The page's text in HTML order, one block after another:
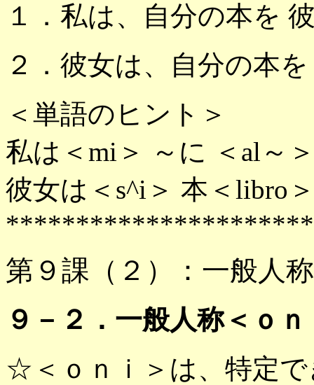
１．私は、自分の本を
２．彼女は、自分の本
＜単語のヒント＞
私は＜mi＞ ～に ＜al～
彼女は＜s^i＞ 本＜libro
第９課（２）：一般人称
９－２．一般人称＜ｏｎ
☆＜ｏｎｉ＞は、特定